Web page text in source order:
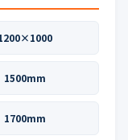
1500mm
1700mm